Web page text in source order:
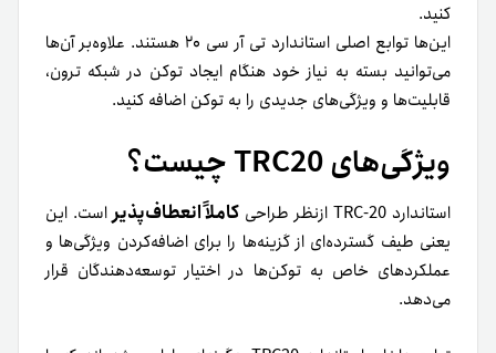
کنید.
این‌ها توابع اصلی استاندارد تی آر سی ۲۰ هستند. علاوه‌بر آن‌ها
می‌توانید بسته به نیاز خود هنگام ایجاد توکن در شبکه ترون،
قابلیت‌ها و ویژگی‌های جدیدی را به توکن اضافه کنید.
ویژگی‌های TRC20 چیست؟
استاندارد TRC-20 ازنظر طراحی کاملاً انعطاف‌پذیر است. این‌
یعنی طیف گسترده‌ای از گزینه‌ها را برای اضافه‌کردن ویژگی‌ها و
عملکرد‌های خاص به‌ توکن‌ها در اختیار توسعه‌دهندگان قرار
می‌دهد.